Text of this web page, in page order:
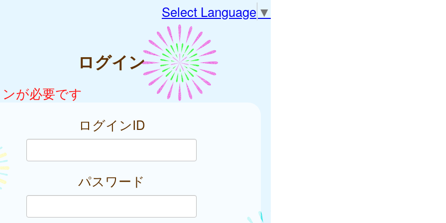
Select Language ▼
ログイン
が必要です
ログインID
パスワード